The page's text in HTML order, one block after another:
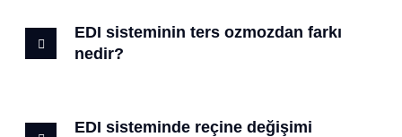
EDI sisteminin ters ozmozdan farkı
nedir?
EDI sisteminde reçine değişimi